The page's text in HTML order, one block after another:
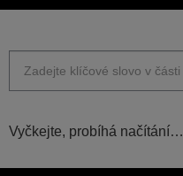
Vyčkejte, probíhá načítání…